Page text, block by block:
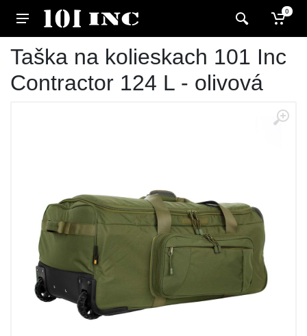
0
Taška na kolieskach 101 Inc
Contractor 124 L - olivová